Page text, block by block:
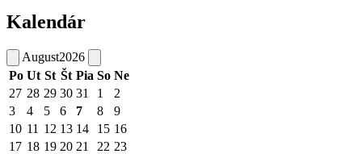
Kalendár
August2026
Po Ut St Št Pia So Ne
27 28 29 30 31 1
2
3
4 5 6 7 8
9
10 11 12 13 14 15 16
17 18 19 20 21 22 23